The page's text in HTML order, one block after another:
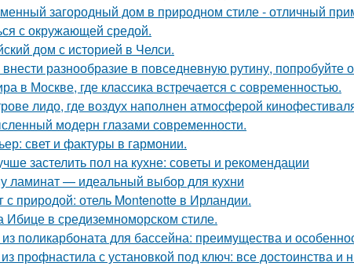
загородный дом в природном стиле - отличный
с окружающей средой.
дом с историей в Челси.
разнообразие в повседневную рутину, попробуйте
в Москве, где классика встречается с современностью.
лидо, где воздух наполнен атмосферой
модерн глазами современности.
свет и фактуры в гармонии.
застелить пол на кухне: советы и рекомендации
ламинат — идеальный выбор для кухни
с природой: отель Montenotte в Ирландии.
Ибице в средиземноморском стиле.
поликарбоната для бассейна: преимущества и
профнастила с установкой под ключ: все достоинства и